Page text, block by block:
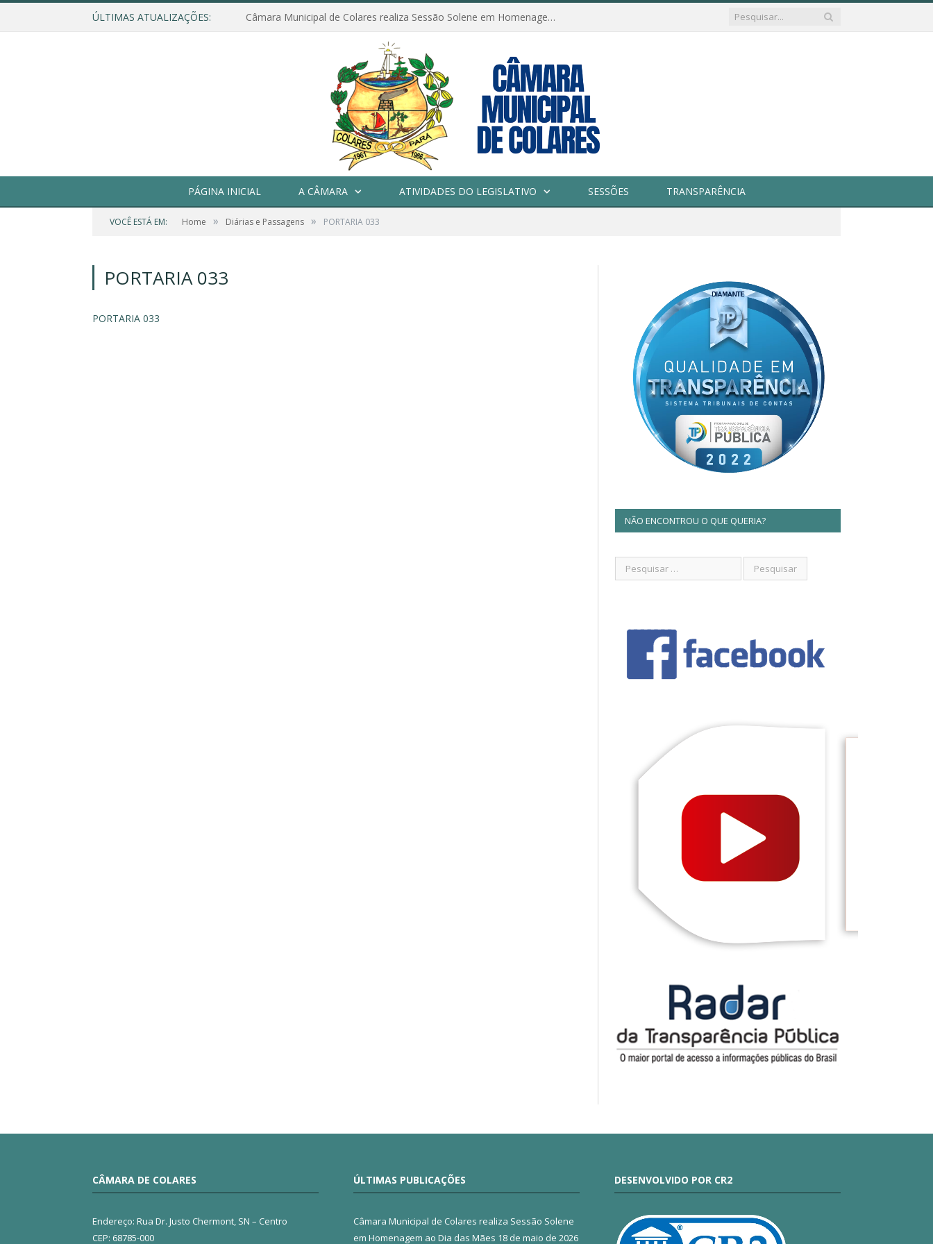
ÚLTIMAS ATUALIZAÇÕES: Câmara Municipal de Colares realiza Sessão Solene em Homenagem ao Dia das Mães
PÁGINA INICIAL A CÂMARA ATIVIDADES DO LEGISLATIVO SESSÕES TRANSPARÊNCIA
VOCÊ ESTÁ EM: Home » Diárias e Passagens » PORTARIA 033
PORTARIA 033
PORTARIA 033
NÃO ENCONTROU O QUE QUERIA?
CÂMARA DE COLARES
Endereço: Rua Dr. Justo Chermont, SN – Centro
CEP: 68785-000
ÚLTIMAS PUBLICAÇÕES
Câmara Municipal de Colares realiza Sessão Solene
em Homenagem ao Dia das Mães 18 de maio de 2026
DESENVOLVIDO POR CR2